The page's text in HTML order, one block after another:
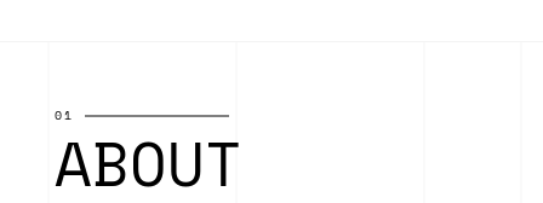
01
ABOUT